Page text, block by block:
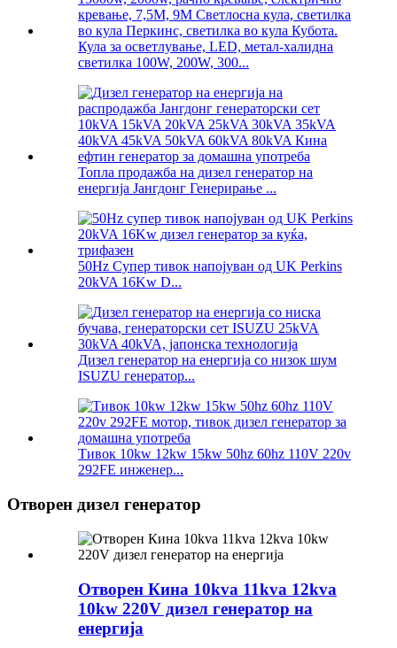
Кула за осветлување, LED, метал-халидна
светилка 100W, 200W, 300...
Топла продажба на дизел генератор на
енергија Јангдонг Генерирање ...
50Hz Супер тивок напојуван од UK Perkins
20kVA 16Kw D...
Дизел генератор на енергија со низок шум
ISUZU генератор...
Тивок 10kw 12kw 15kw 50hz 60hz 110V 220v
292FE инженер...
Отворен дизел генератор
Отворен Кина 10kva 11kva 12kva
10kw 220V дизел генератор на
енергија